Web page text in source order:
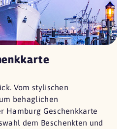
Vom stylischen
behaglichen
Hamburg Geschenkkarte
dem Beschenkten und